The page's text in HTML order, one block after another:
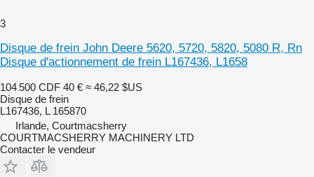
3
Disque de frein John Deere 5620, 5720, 5820, 5080 R, Rn
Disque d'actionnement de frein L167436, L1658
104 500 CDF 40 € ≈ 46,22 $US
Disque de frein
L167436, L 165870
Irlande, Courtmacsherry
COURTMACSHERRY MACHINERY LTD
Contacter le vendeur